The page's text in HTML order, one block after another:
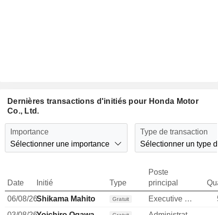
Dernières transactions d'initiés pour Honda Motor
Co., Ltd.
Importance
Sélectionner une importance
Type de transaction
Sélectionner un type
Date Initié Type
Poste
principal
06/08/26Shikama Mahito Gratuit Executive Officer; Director